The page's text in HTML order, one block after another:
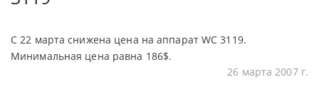
С 22 марта снижена цена на аппарат WC 3119.
Минимальная цена равна 186$.
26 марта 2007 г.